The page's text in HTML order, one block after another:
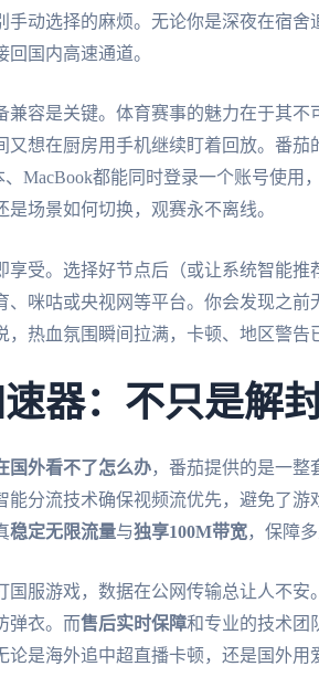
手动选择的麻烦。无论你是深夜在宿舍
回国内高速通道。
兼容是关键。体育赛事的魅力在于其
又想在厨房用手机继续盯着回放。番
、MacBook都能同时登录一个账号使
是场景如何切换，观赛永不离线。
享受。选择好节点后（或让系统智能
、咪咕或央视网等平台。你会发现之
，热血氛围瞬间拉满，卡顿、地区警告
器：不只是解
国外看不了怎么办，番茄提供的是一整
能分流技术确保视频流优先，避免了
稳定无限流量与独享100M带宽，保障
国服游戏，数据在公网传输总让人不安
弹衣。而售后实时保障和专业的技术团
论是海外追中超直播卡顿，还是国外用